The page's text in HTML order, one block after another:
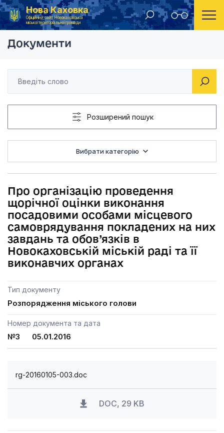
Нова Каховка
Офіційний сайт Новокаховської
міської територіальної громади
Головна Розпорядження Новокаховського міського голови 2016 рік Про організацію
Документи
Розширений пошук
Вибрати категорію
Про організацію проведення
щорічної оцінки виконання
посадовими особами місцевого
самоврядування покладених на них
завдань та обов’язків в
Новокаховській міській раді та її
виконавчих органах
Тип документу
Розпорядження міського голови
Номер документа та дата
№3 05.01.2016
rg-20160105-003.doc
DOC, 29 KB